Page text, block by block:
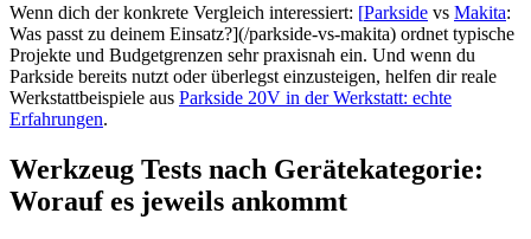
Wenn dich der konkrete Vergleich interessiert: [Parkside vs Makita:
Was passt zu deinem Einsatz?](/parkside-vs-makita) ordnet typische
Projekte und Budgetgrenzen sehr praxisnah ein. Und wenn du
Parkside bereits nutzt oder überlegst einzusteigen, helfen dir reale
Werkstattbeispiele aus Parkside 20V in der Werkstatt: echte
Erfahrungen.
Werkzeug Tests nach Gerätekategorie:
Worauf es jeweils ankommt